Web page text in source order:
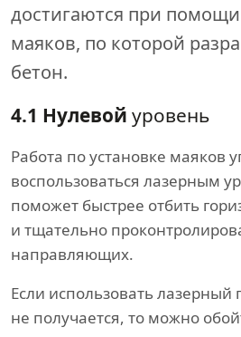
достигаются при
маяков, по которой
бетон.
4.1 Нулевой уровень
Работа по установке маяков
воспользоваться лазерным
поможет быстрее отбить
и тщательно
направляющих.
Если использовать лазерный
не получается, то можно